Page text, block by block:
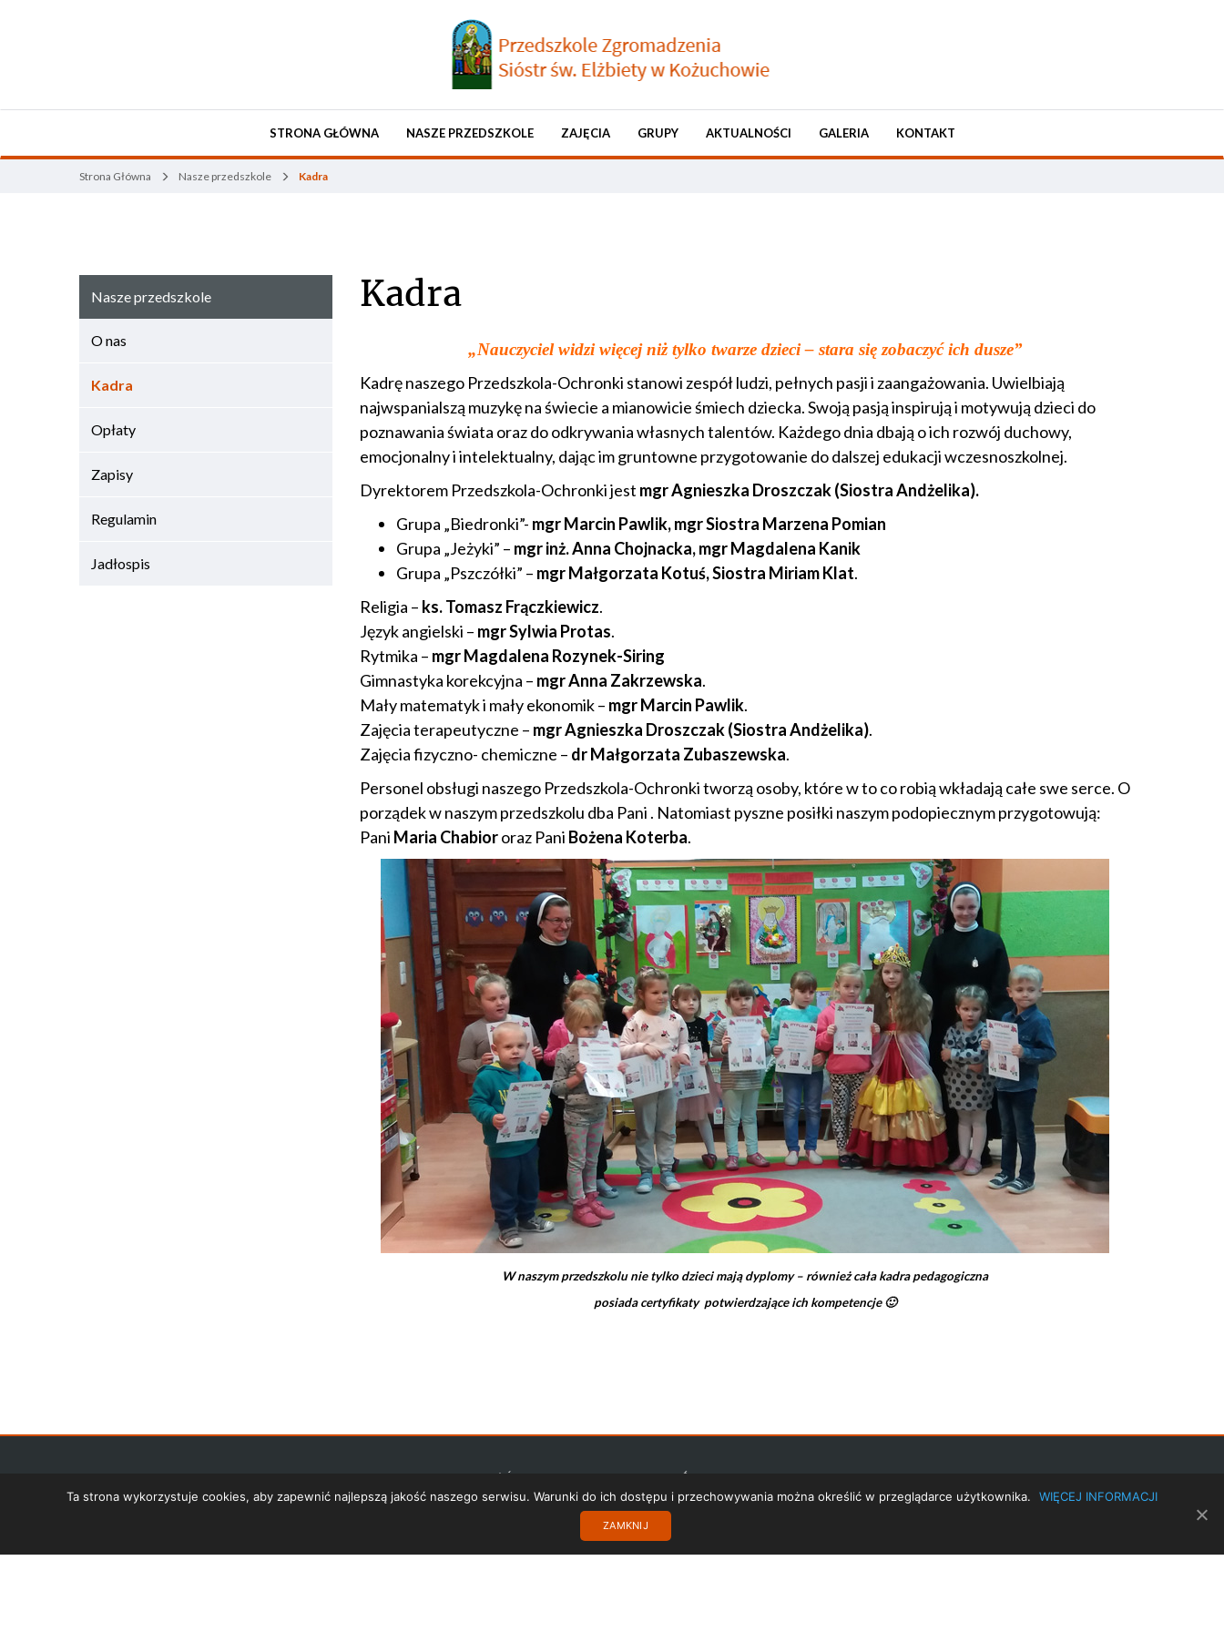
STRONA GŁÓWNA NASZE PRZEDSZKOLE ZAJĘCIA GRUPY AKTUALNOŚCI GALERIA KONTAKT
Strona Główna Nasze przedszkole Kadra
Nasze przedszkole
O nas
Kadra
Opłaty
Zapisy
Regulamin
Jadłospis
Kadra
„Nauczyciel widzi więcej niż tylko twarze dzieci – stara się zobaczyć ich dusze”
Kadrę naszego Przedszkola-Ochronki stanowi zespół ludzi, pełnych pasji i zaangażowania. Uwielbiają
najwspanialszą muzykę na świecie a mianowicie śmiech dziecka. Swoją pasją inspirują i motywują dzieci do
poznawania świata oraz do odkrywania własnych talentów. Każdego dnia dbają o ich rozwój duchowy,
emocjonalny i intelektualny, dając im gruntowne przygotowanie do dalszej edukacji wczesnoszkolnej.
Dyrektorem Przedszkola-Ochronki jest mgr Agnieszka Droszczak (Siostra Andżelika).
Grupa „Biedronki”- mgr Marcin Pawlik, mgr Siostra Marzena Pomian
Grupa „Jeżyki” – mgr inż. Anna Chojnacka, mgr Magdalena Kanik
Grupa „Pszczółki” – mgr Małgorzata Kotuś, Siostra Miriam Klat.
Religia – ks. Tomasz Frączkiewicz.
Język angielski – mgr Sylwia Protas.
Rytmika – mgr Magdalena Rozynek-Siring
Gimnastyka korekcyjna – mgr Anna Zakrzewska.
Mały matematyk i mały ekonomik – mgr Marcin Pawlik.
Zajęcia terapeutyczne – mgr Agnieszka Droszczak (Siostra Andżelika).
Zajęcia fizyczno- chemiczne – dr Małgorzata Zubaszewska.
Personel obsługi naszego Przedszkola-Ochronki tworzą osoby, które w to co robią wkładają całe swe serce. O
porządek w naszym przedszkolu dba Pani . Natomiast pyszne posiłki naszym podopiecznym przygotowują:
Pani Maria Chabiororaz Pani Bożena Koterba.
W naszym przedszkolu nie tylko dzieci mają dyplomy – również cała kadra pedagogiczna
posiada certyfikaty potwierdzające ich kompetencje 🙂
Ta strona wykorzystuje cookies, aby zapewnić najlepszą jakość naszego serwisu. Warunki do ich dostępu i przechowywania można określić w przeglądarce użytkownika. WIĘCEJ INFORMACJI
ZAMKNIJ
STRONA GŁÓWNA POLITYKA PRYWATNOŚCI
Copyright 2017 SISMS.pl - SISMS Sp. z o.o.. Wszelkie prawa zastrzeżone.